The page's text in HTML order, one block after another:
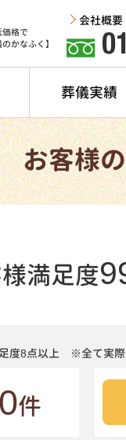
格で
かなふく】
会社概要
葬儀実績
お客様
満足度
度8点以上 ※全て実際
件